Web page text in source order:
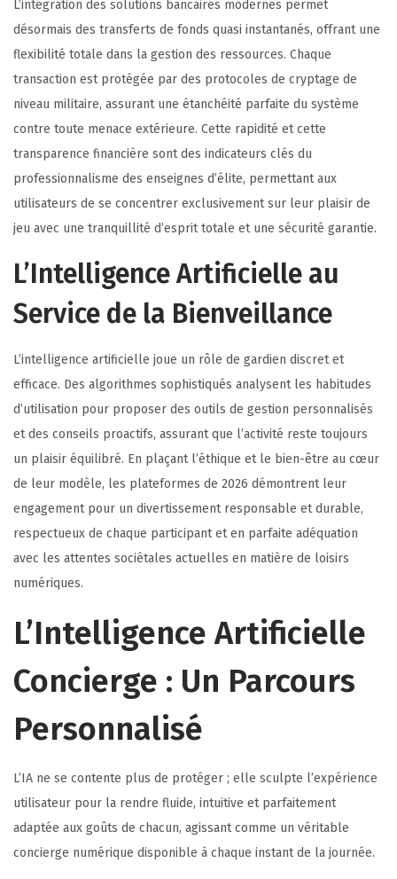
L’intégration des solutions bancaires modernes permet
désormais des transferts de fonds quasi instantanés, offrant une
flexibilité totale dans la gestion des ressources. Chaque
transaction est protégée par des protocoles de cryptage de
niveau militaire, assurant une étanchéité parfaite du système
contre toute menace extérieure. Cette rapidité et cette
transparence financière sont des indicateurs clés du
professionnalisme des enseignes d’élite, permettant aux
utilisateurs de se concentrer exclusivement sur leur plaisir de
jeu avec une tranquillité d’esprit totale et une sécurité garantie.
L’Intelligence Artificielle au
Service de la Bienveillance
L’intelligence artificielle joue un rôle de gardien discret et
efficace. Des algorithmes sophistiqués analysent les habitudes
d’utilisation pour proposer des outils de gestion personnalisés
et des conseils proactifs, assurant que l’activité reste toujours
un plaisir équilibré. En plaçant l’éthique et le bien-être au cœur
de leur modèle, les plateformes de 2026 démontrent leur
engagement pour un divertissement responsable et durable,
respectueux de chaque participant et en parfaite adéquation
avec les attentes sociétales actuelles en matière de loisirs
numériques.
L’Intelligence Artificielle
Concierge : Un Parcours
Personnalisé
L’IA ne se contente plus de protéger ; elle sculpte l’expérience
utilisateur pour la rendre fluide, intuitive et parfaitement
adaptée aux goûts de chacun, agissant comme un véritable
concierge numérique disponible à chaque instant de la journée.